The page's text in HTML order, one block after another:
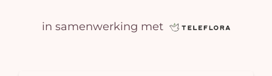
in samenwerking met